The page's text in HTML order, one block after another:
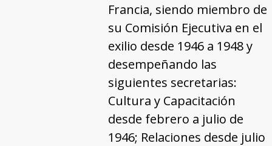
Francia, siendo miembro de
su Comisión Ejecutiva en el
exilio desde 1946 a 1948 y
desempeñando las
siguientes secretarias:
Cultura y Capacitación
desde febrero a julio de
1946; Relaciones desde julio